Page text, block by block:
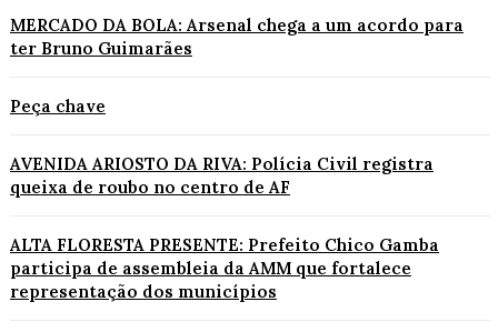
MERCADO DA BOLA: Arsenal chega a um acordo para
ter Bruno Guimarães
Peça chave
AVENIDA ARIOSTO DA RIVA: Polícia Civil registra
queixa de roubo no centro de AF
ALTA FLORESTA PRESENTE: Prefeito Chico Gamba
participa de assembleia da AMM que fortalece
representação dos municípios